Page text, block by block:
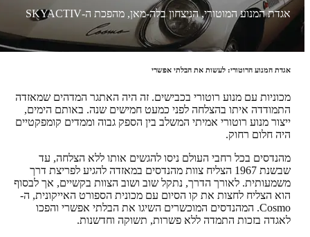
אגדת המנוע המוטורי, הניצחון בלה-מאן, מהפכת ה-SKYACTIV
אגדת המנוע הרוטורי: לעשות את הבלתי אפשרי
מכוניות עם מנוע רוטורי בכבישים. זה היה האתגר המדהים שמאזדה
התמודדה איתו בהצלחה לפני כמעט חמישים שנה. באותם הימים,
ייצור מנוע רוטורי אמיתי המשלב בין הספק גבוה וממדים קומפקטיים
היה חלום רחוק.
מהנדסים בכל רחבי העולם ניסו להגשים אותו ללא הצלחה, עד
שבשנת 1967 הצליח צוות מהנדסים במאזדה להגיע לפריצת דרך
משמעותית. לאורך הדרך, נתקל שוב ושוב הצוות בקשיים, אך לבסוף
הוא הצליח לחצות את קו הסיום עם מכונית הספורט האייקונית, ה-
Cosmo. המהנדסים המוכשרים השיגו את הבלתי אפשרי והפכו
לאגדה בזכות התמדה ללא פשרות, תשוקה וחדשנות.